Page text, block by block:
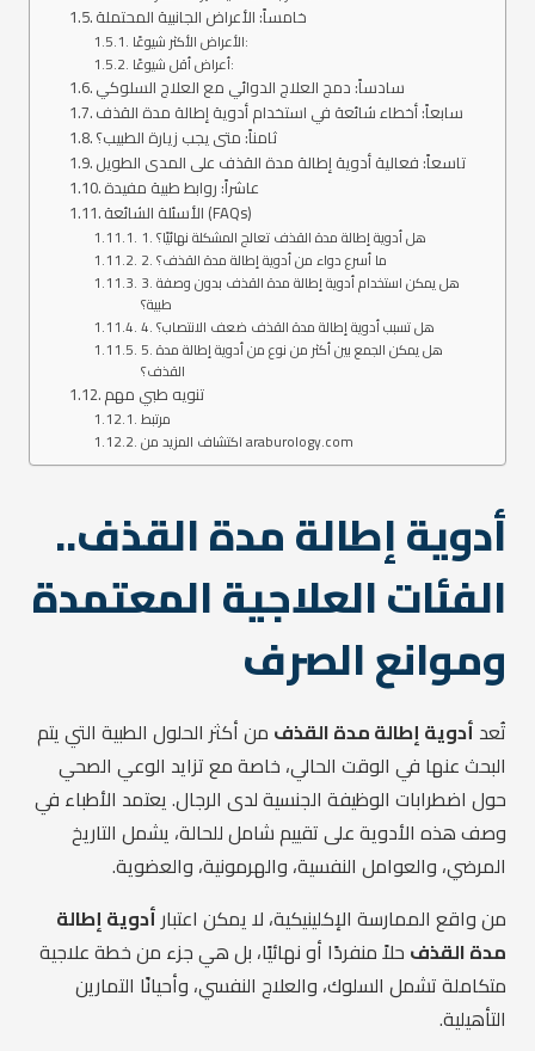
خامساً: الأعراض الجانبية المحتملة
الأعراض الأكثر شيوعًا:
أعراض أقل شيوعًا:
سادساً: دمج العلاج الدوائي مع العلاج السلوكي
سابعاً: أخطاء شائعة في استخدام أدوية إطالة مدة القذف
ثامناً: متى يجب زيارة الطبيب؟
تاسعاً: فعالية أدوية إطالة مدة القذف على المدى الطويل
عاشراً: روابط طبية مفيدة
الأسئلة الشائعة (FAQs)
1. هل أدوية إطالة مدة القذف تعالج المشكلة نهائيًا؟
2. ما أسرع دواء من أدوية إطالة مدة القذف؟
3. هل يمكن استخدام أدوية إطالة مدة القذف بدون وصفة
طبية؟
4. هل تسبب أدوية إطالة مدة القذف ضعف الانتصاب؟
5. هل يمكن الجمع بين أكثر من نوع من أدوية إطالة مدة
القذف؟
تنويه طبي مهم
مرتبط
اكتشاف المزيد من araburology.com
أدوية إطالة مدة القذف..
الفئات العلاجية المعتمدة
وموانع الصرف
تُعد أدوية إطالة مدة القذف من أكثر الحلول الطبية التي يتم
البحث عنها في الوقت الحالي، خاصة مع تزايد الوعي الصحي
حول اضطرابات الوظيفة الجنسية لدى الرجال. يعتمد الأطباء في
وصف هذه الأدوية على تقييم شامل للحالة، يشمل التاريخ
المرضي، والعوامل النفسية، والهرمونية، والعضوية.
من واقع الممارسة الإكلينيكية، لا يمكن اعتبار أدوية إطالة
مدة القذف حلاً منفردًا أو نهائيًا، بل هي جزء من خطة علاجية
متكاملة تشمل السلوك، والعلاج النفسي، وأحيانًا التمارين
التأهيلية.